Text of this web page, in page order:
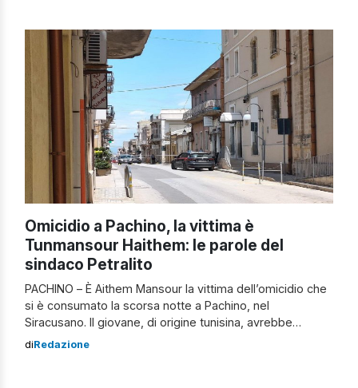
Omicidio a Pachino, la vittima è
Tunmansour Haithem: le parole del
sindaco Petralito
PACHINO – È Aithem Mansour la vittima dell’omicidio che
si è consumato la scorsa notte a Pachino, nel
Siracusano. Il giovane, di origine tunisina, avrebbe
compiuto 31 anni a luglio. Sarebbe stato colpito e ucciso
diRedazione